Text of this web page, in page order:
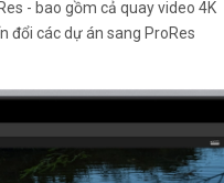
- bao gồm cả quay video 4K
đổi các dự án sang ProRes